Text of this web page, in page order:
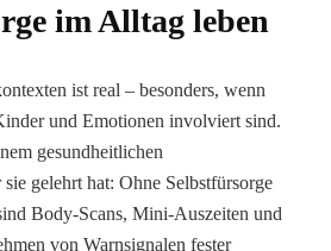
im Alltag leben
ist real – besonders, wenn
und Emotionen involviert sind.
gesundheitlichen
gelehrt hat: Ohne Selbstfürsorge
Body-Scans, Mini-Auszeiten und
von Warnsignalen fester